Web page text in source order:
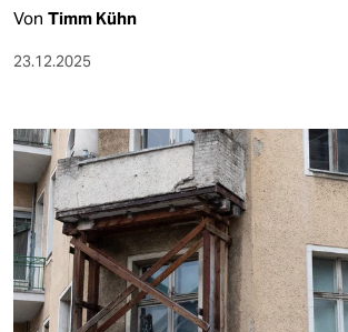
Von Timm Kühn
23.12.2025